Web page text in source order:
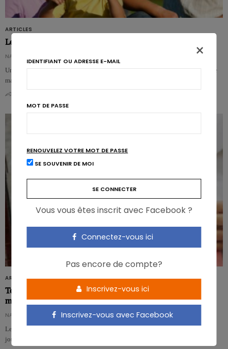
ARTICLES
Le sport pour tous!
NATHALIE AMELOOT
Une activité physique modérée pour tous? Un médecin canadien, en décrit de
manière très ludique les avantages dans une vidéo sur You Tube.…
ARTICLES
Temps plein et cuisine saine: difficile à concilier pour les
mamans?
NATHALIE AMELOOT
Les mamans qui travaillent à temps plein passent en moyenne 3,5 heures par
jour en moins que celles qui ne travaillent pas, à faire les …
×
IDENTIFIANT OU ADRESSE E-MAIL
MOT DE PASSE
RENOUVELEZ VOTRE MOT DE PASSE
SE SOUVENIR DE MOI
Vous vous êtes inscrit avec Facebook ?
Connectez-vous ici
Pas encore de compte?
Inscrivez-vous ici
Inscrivez-vous avec Facebook